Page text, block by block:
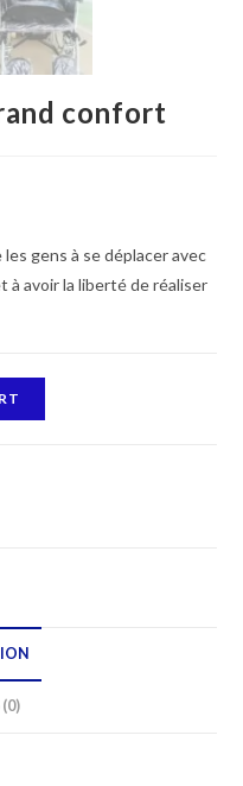
confort
gens à se déplacer avec
à avoir la liberté de réaliser
(0)